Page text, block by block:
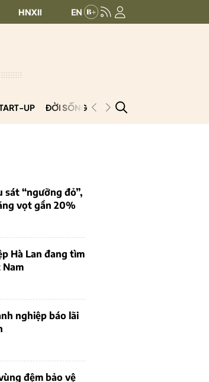
292.64 8.56 (2.84%) UPCOMINDEX:
UP ĐỜI SỐNG PODCAST
sát “ngưỡng đỏ”,
vọt gần 20%
Hà Lan đang tìm
Nam
nghiệp báo lãi
đệm bảo vệ